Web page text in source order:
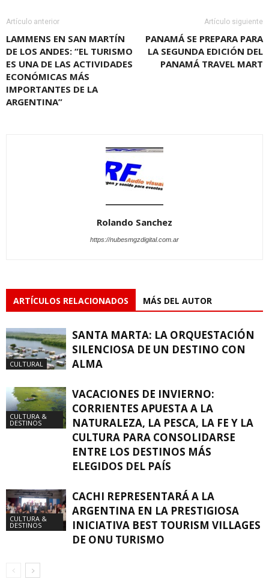
Artículo anterior
LAMMENS EN SAN MARTÍN
DE LOS ANDES: “EL TURISMO
ES UNA DE LAS ACTIVIDADES
ECONÓMICAS MÁS
IMPORTANTES DE LA
ARGENTINA”
Artículo siguiente
PANAMÁ SE PREPARA PARA
LA SEGUNDA EDICIÓN DEL
PANAMÁ TRAVEL MART
Rolando Sanchez
https://nubesmgzdigital.com.ar
ARTÍCULOS RELACIONADOS MÁS DEL AUTOR
CULTURAL
SANTA MARTA: LA ORQUESTACIÓN
SILENCIOSA DE UN DESTINO CON
ALMA
CULTURA &
DESTINOS
VACACIONES DE INVIERNO:
CORRIENTES APUESTA A LA
NATURALEZA, LA PESCA, LA FE Y LA
CULTURA PARA CONSOLIDARSE
ENTRE LOS DESTINOS MÁS
ELEGIDOS DEL PAÍS
CULTURA &
DESTINOS
CACHI REPRESENTARÁ A LA
ARGENTINA EN LA PRESTIGIOSA
INICIATIVA BEST TOURISM VILLAGES
DE ONU TURISMO